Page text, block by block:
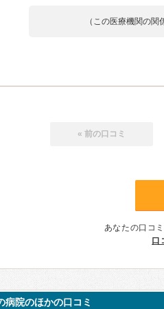
（この医療機関の関
« 前の口コミ
あなたの口コ
口
病院のほかの口コミ